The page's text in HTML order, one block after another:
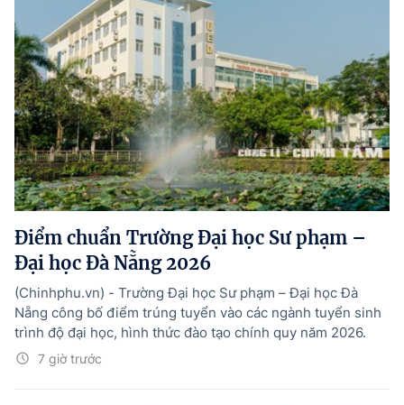
Điểm chuẩn Trường Đại học Sư phạm –
Đại học Đà Nẵng 2026
7 giờ trước
(Chinhphu.vn) - Trường Đại học Sư phạm – Đại học Đà
Nẵng công bố điểm trúng tuyển vào các ngành tuyển sinh
trình độ đại học, hình thức đào tạo chính quy năm 2026.